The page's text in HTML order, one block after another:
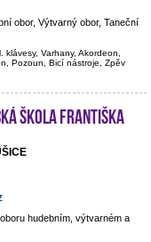
obor, Výtvarný obor, Taneční
Varhany, Akordeon,
Pozoun, Bicí nástroje, Zpěv
škola Františka
hudebním, výtvarném a